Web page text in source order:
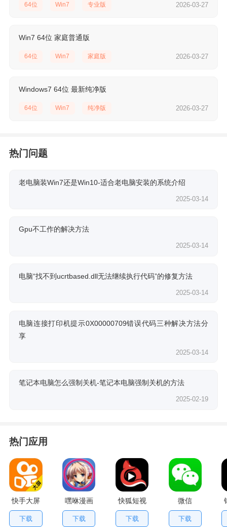
64位 Win7 专业版 2026-03-27
Win7 64位 家庭普通版
64位 Win7 家庭版 2026-03-27
Windows7 64位 最新纯净版
64位 Win7 纯净版 2026-03-27
热门问题
老电脑装Win7还是Win10-适合老电脑安装的系统介绍
2025-03-14
Gpu不工作的解决方法
2025-03-14
电脑“找不到ucrtbased.dll无法继续执行代码”的修复方法
2025-03-14
电脑连接打印机提示0X00000709错误代码三种解决方法分
享
2025-03-14
笔记本电脑怎么强制关机-笔记本电脑强制关机的方法
2025-02-19
热门应用
快手大屏
版
下载
嘿咻漫画
下载
快狐短视
频
下载
微信
下载